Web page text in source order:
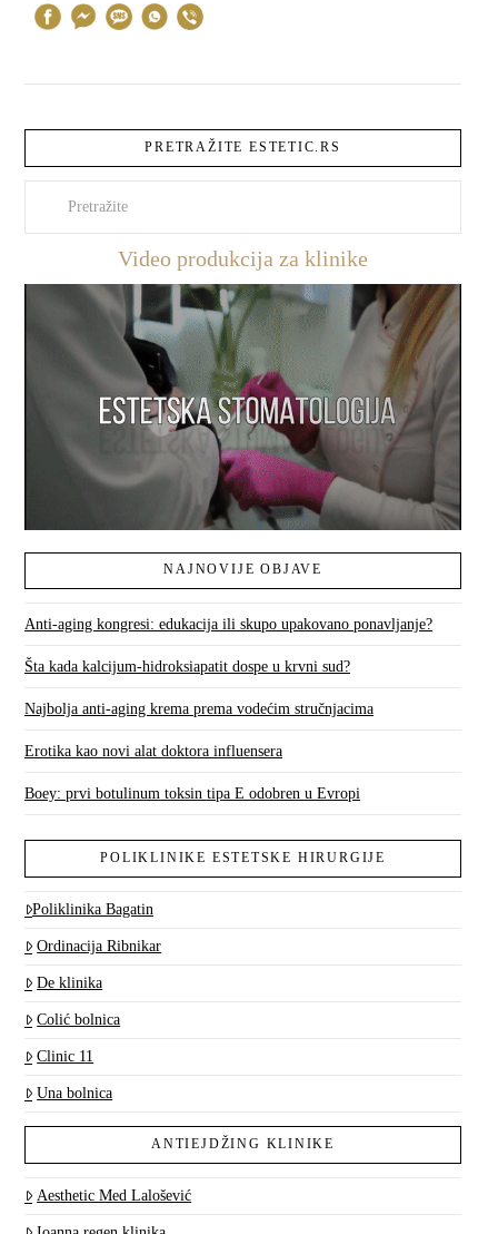
PRETRAŽITE ESTETIC.RS
Video produkcija za klinike
NAJNOVIJE OBJAVE
Anti-aging kongresi: edukacija ili skupo upakovano ponavljanje?
Šta kada kalcijum-hidroksiapatit dospe u krvni sud?
Najbolja anti-aging krema prema vodećim stručnjacima
Erotika kao novi alat doktora influensera
Boey: prvi botulinum toksin tipa E odobren u Evropi
POLIKLINIKE ESTETSKE HIRURGIJE
Poliklinika Bagatin
Ordinacija Ribnikar
De klinika
Colić bolnica
Clinic 11
Una bolnica
ANTIEJDŽING KLINIKE
Aesthetic Med Lalošević